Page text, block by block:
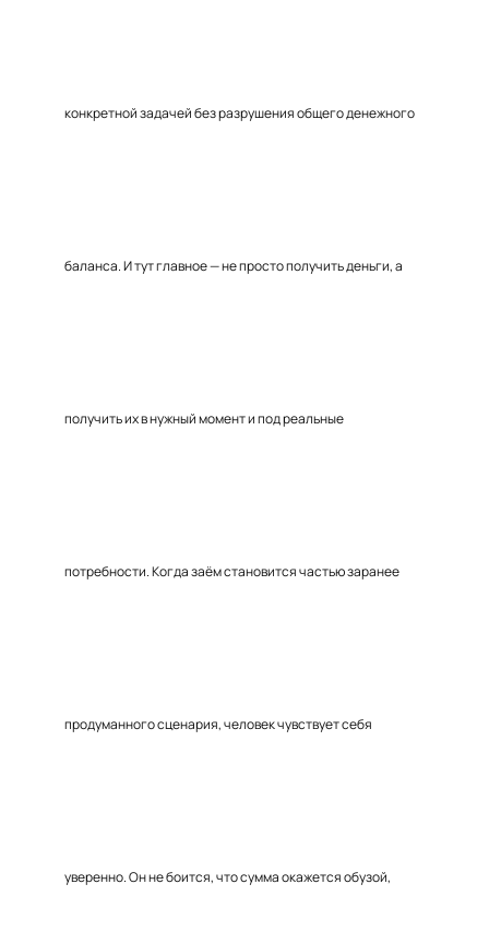
конкретной задачей без разрушения общего денежного
баланса. И тут главное — не просто получить деньги, а
получить их в нужный момент и под реальные
потребности. Когда заём становится частью заранее
продуманного сценария, человек чувствует себя
уверенно. Он не боится, что сумма окажется обузой,